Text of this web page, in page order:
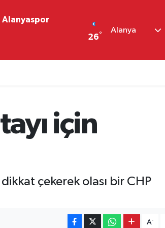
Alanyaspor
26°
Alanya
için
çekerek olası bir CHP
A-